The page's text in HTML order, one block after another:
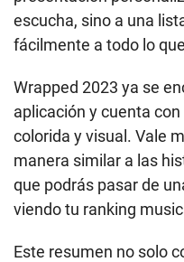
escucha, sino a una
fácilmente a todo lo
Wrapped 2023 ya se
aplicación y cuenta
colorida y visual. Vale
manera similar a las
que podrás pasar de
viendo tu ranking
Este resumen no solo